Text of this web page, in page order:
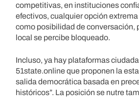
competitivas, en instituciones
efectivos, cualquier opción
como posibilidad de conversación,
local se percibe bloqueado.
Incluso, ya hay plataformas
51state.online que proponen la
salida democrática basada en
históricos”. La posición se nutre